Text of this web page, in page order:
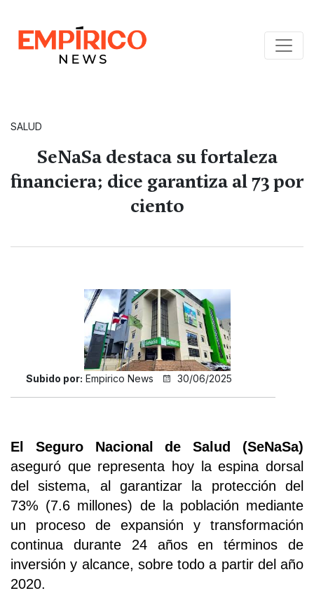
SALUD
SeNaSa destaca su fortaleza
financiera; dice garantiza al 73 por
ciento
Subido por: Empirico News 30/06/2025
El Seguro Nacional de Salud (SeNaSa)
aseguró que representa hoy la espina dorsal
del sistema, al garantizar la protección del
73% (7.6 millones) de la población mediante
un proceso de expansión y transformación
continua durante 24 años en términos de
inversión y alcance, sobre todo a partir del año
2020.